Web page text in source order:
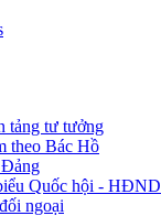
tảng tư tưởng
theo Bác Hồ
Quốc hội - HĐND
ngoại